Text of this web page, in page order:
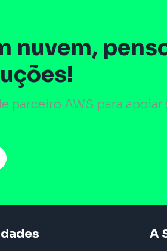
nuvem,
parceiro AWS para apoiar
A